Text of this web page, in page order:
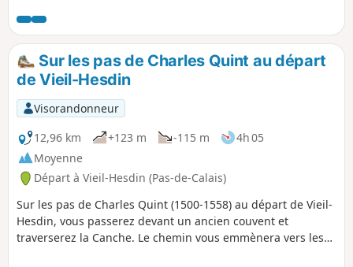
un bon bol d'air. Prévoyez de bonnes
chaussures!
Sur les pas de Charles Quint au départ
de Vieil-Hesdin
Visorandonneur
12,96 km
+123 m -115 m
4h 05
Moyenne
Départ à Vieil-Hesdin (Pas-de-Calais)
Sur les pas de Charles Quint (1500-1558) au départ de Vieil-
Hesdin, vous passerez devant un ancien couvent et
traverserez la Canche. Le chemin vous emmènera vers les